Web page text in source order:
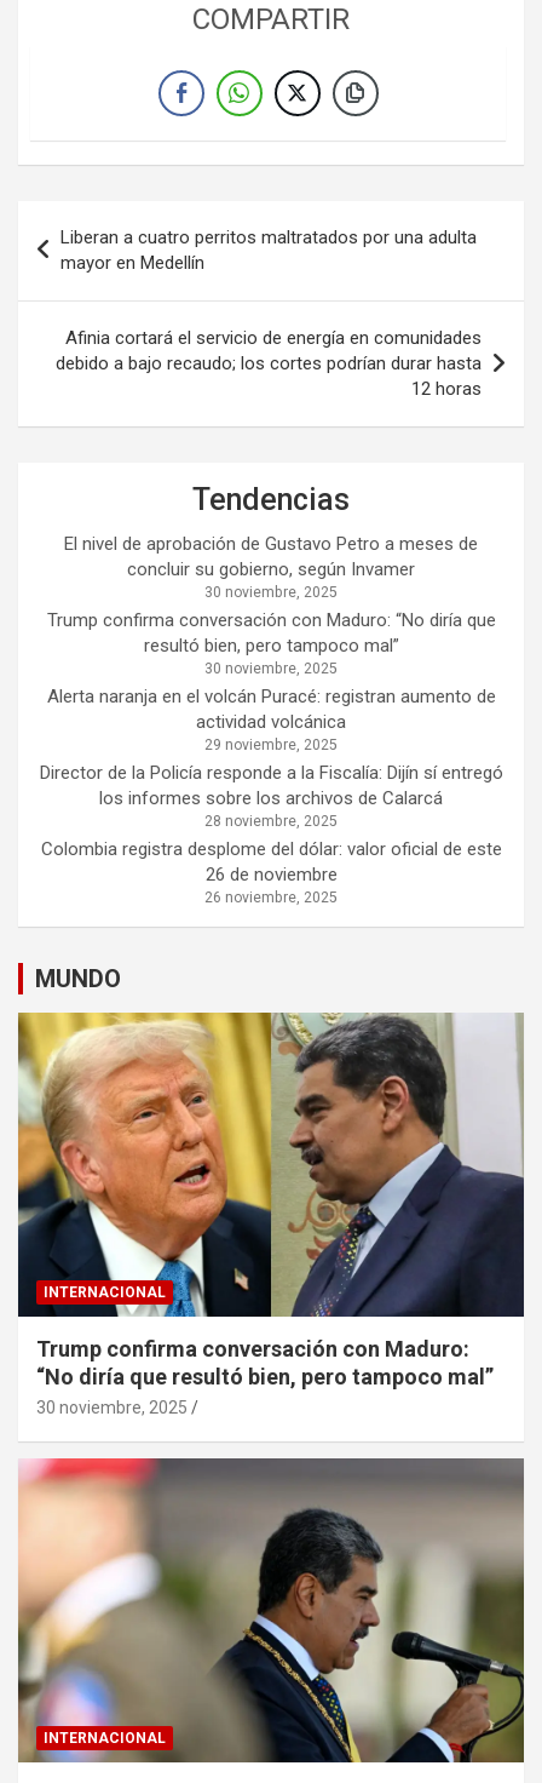
COMPARTIR
de
entradas
Liberan a cuatro perritos maltratados por una adulta
mayor en Medellín
Afinia cortará el servicio de energía en comunidades
debido a bajo recaudo; los cortes podrían durar hasta
12 horas
Tendencias
El nivel de aprobación de Gustavo Petro a meses de
concluir su gobierno, según Invamer
30 noviembre, 2025
Trump confirma conversación con Maduro: “No diría que
resultó bien, pero tampoco mal”
30 noviembre, 2025
Alerta naranja en el volcán Puracé: registran aumento de
actividad volcánica
29 noviembre, 2025
Director de la Policía responde a la Fiscalía: Dijín sí entregó
los informes sobre los archivos de Calarcá
28 noviembre, 2025
Colombia registra desplome del dólar: valor oficial de este
26 de noviembre
26 noviembre, 2025
MUNDO
INTERNACIONAL
Trump confirma conversación con Maduro:
“No diría que resultó bien, pero tampoco mal”
30 noviembre, 2025
INTERNACIONAL